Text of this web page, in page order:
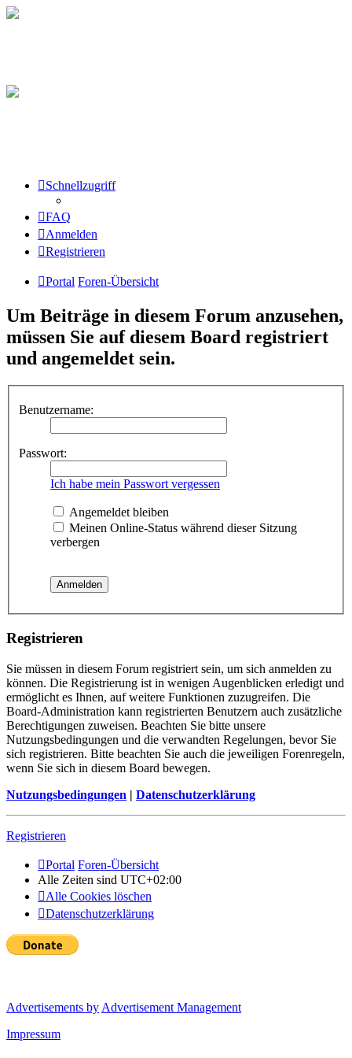
Schnellzugriff
FAQ
Anmelden
Registrieren
Portal Foren-Übersicht
Um Beiträge in diesem Forum anzusehen,
müssen Sie auf diesem Board registriert
und angemeldet sein.
Benutzername:
Passwort:
Ich habe mein Passwort vergessen
Angemeldet bleiben
Meinen Online-Status während dieser Sitzung
verbergen
Registrieren
Sie müssen in diesem Forum registriert sein, um sich anmelden zu
können. Die Registrierung ist in wenigen Augenblicken erledigt und
ermöglicht es Ihnen, auf weitere Funktionen zuzugreifen. Die
Board-Administration kann registrierten Benutzern auch zusätzliche
Berechtigungen zuweisen. Beachten Sie bitte unsere
Nutzungsbedingungen und die verwandten Regelungen, bevor Sie
sich registrieren. Bitte beachten Sie auch die jeweiligen Forenregeln,
wenn Sie sich in diesem Board bewegen.
Nutzungsbedingungen | Datenschutzerklärung
Registrieren
Portal Foren-Übersicht
Alle Zeiten sind UTC+02:00
Alle Cookies löschen
Datenschutzerklärung
Advertisements by Advertisement Management
Impressum